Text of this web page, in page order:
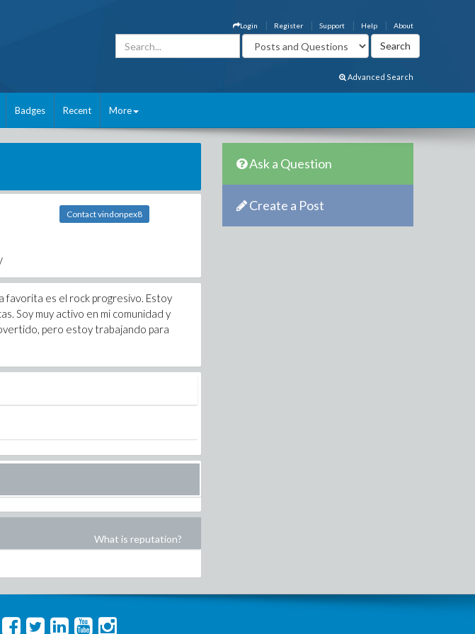
About
Help
Support
Register
Login
Advanced Search
Badges Recent More
Contact vindonpex8
favorita es el rock progresivo. Estoy
Soy muy activo en mi comunidad y
pero estoy trabajando para
What is reputation?
Ask a Question
Create a Post